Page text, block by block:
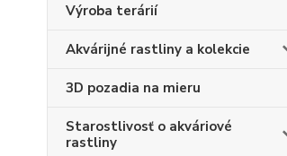
Výroba terárií
Akvárijné rastliny a kolekcie
3D pozadia na mieru
Starostlivosť o akváriové
rastliny